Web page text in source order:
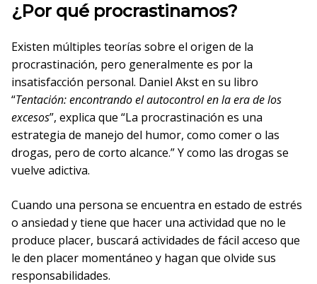
¿Por qué procrastinamos?
Existen múltiples teorías sobre el origen de la
procrastinación, pero generalmente es por la
insatisfacción personal. Daniel Akst en su libro
“Tentación: encontrando el autocontrol en la era de los
excesos”, explica que “La procrastinación es una
estrategia de manejo del humor, como comer o las
drogas, pero de corto alcance.” Y como las drogas se
vuelve adictiva.
Cuando una persona se encuentra en estado de estrés
o ansiedad y tiene que hacer una actividad que no le
produce placer, buscará actividades de fácil acceso que
le den placer momentáneo y hagan que olvide sus
responsabilidades.